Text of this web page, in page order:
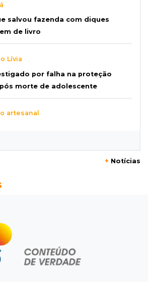
salvou fazenda com diques
de livro
Lívia
por falha na proteção
morte de adolescente
artesanal
mil retirados da conta em
descontrolado das big techs
+ Notícias